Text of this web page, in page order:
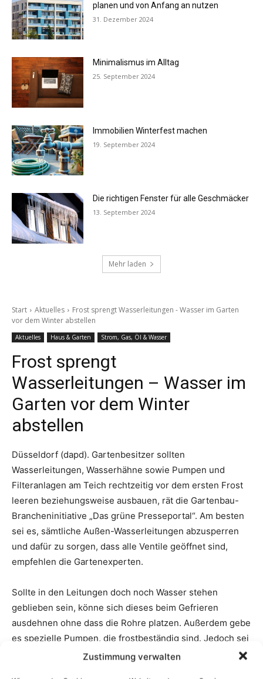
Zustimmung verwalten
planen und von Anfang an nutzen
31. Dezember 2024
Minimalismus im Alltag
25. September 2024
Immobilien Winterfest machen
19. September 2024
Die richtigen Fenster für alle Geschmäcker
13. September 2024
Mehr laden